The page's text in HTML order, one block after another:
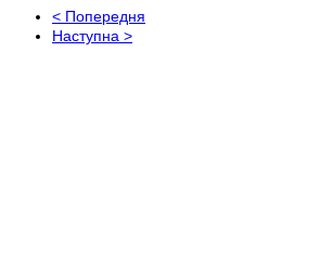
< Попередня
Наступна >